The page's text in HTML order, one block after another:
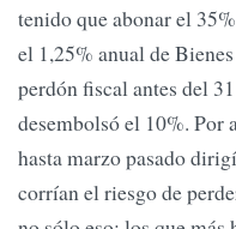
tenido que abonar el
el 1,25% anual de
perdón fiscal antes del
desembolsó el 10%. Por
hasta marzo pasado
corrían el riesgo de